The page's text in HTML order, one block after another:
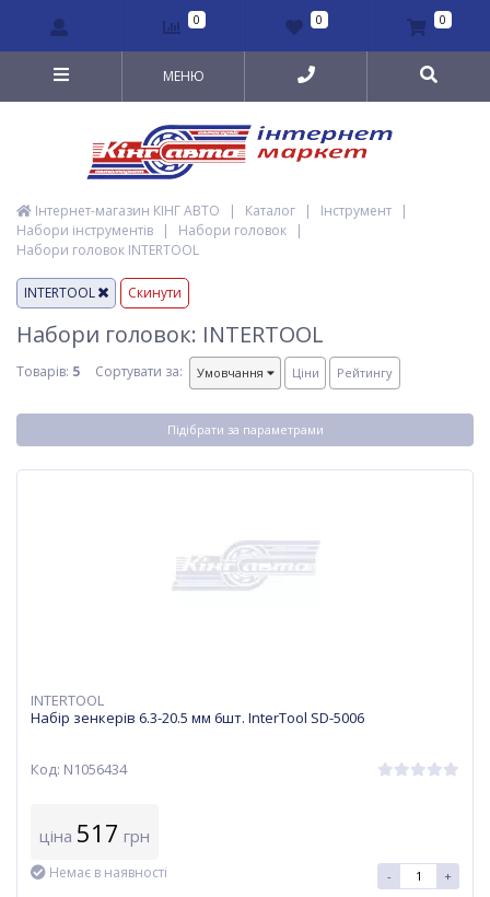
0 0 0
МЕНЮ
Інтернет-магазин КІНГ АВТО | Каталог | Інструмент
|
Набори інструментів
| Набори головок
|
Набори головок INTERTOOL
INTERTOOL Скинути
Набори головок: INTERTOOL
Товарів: 5 Сортувати за: Умовчання Ціни Рейтингу
Підібрати за параметрами
INTERTOOL
Набір зенкерів 6.3-20.5 мм 6шт. InterTool SD-5006
Код: N1056434
ціна 517 грн
Немає в наявності - +